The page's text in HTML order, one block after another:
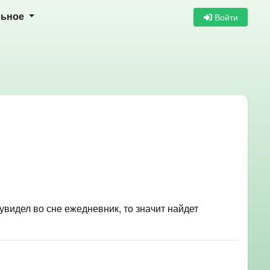
Войти
во сне ежедневник, то значит найдет